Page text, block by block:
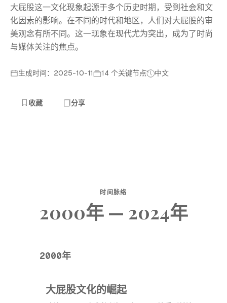
大屁股这一文化现象起源于多个历史时期，受到社会和文
化因素的影响。在不同的时代和地区，人们对大屁股的审
美观念有所不同。这一现象在现代尤为突出，成为了时尚
与媒体关注的焦点。
生成时间：2025-10-11 14 个关键节点 中文
收藏 分享
时间脉络
2000年 — 2024年
2000年
大屁股文化的崛起